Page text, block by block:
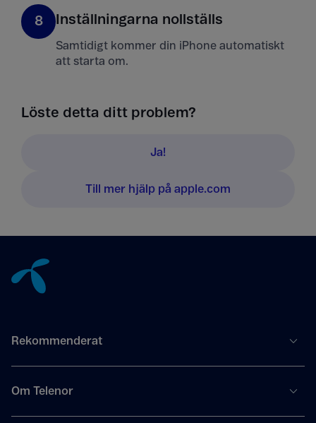
8 Inställningarna nollställs
Samtidigt kommer din iPhone automatiskt
att starta om.
Löste detta ditt problem?
Ja!
Till mer hjälp på apple.com
Rekommenderat
Om Telenor